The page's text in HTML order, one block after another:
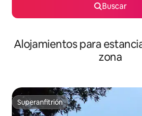
Buscar
Alojamientos para
zona
Superanfitrión
Superanfitrión